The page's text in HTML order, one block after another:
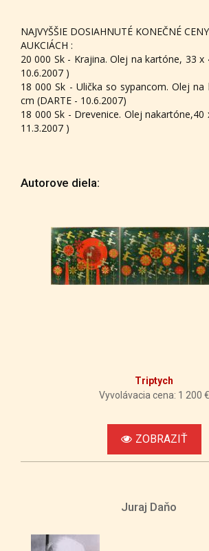
NAJVYŠŠIE DOSIAHNUTÉ KONEČNÉ
AUKCIÁCH :
20 000 Sk - Krajina. Olej na kartóne, 33 x
10.6.2007 )
18 000 Sk - Ulička so sypancom. Olej
cm (DARTE - 10.6.2007)
18 000 Sk - Drevenice. Olej nakartóne,40
11.3.2007 )
Autorove diela:
Triptych
Vyvolávacia cena: 1 200 €
ZOBRAZIŤ
Juraj Daňo